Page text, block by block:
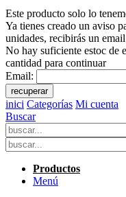
Este producto solo lo
Ya tienes creado un aviso
unidades, recibirás un email
No hay suficiente estoc de
cantidad para continuar
Email:
recuperar
inici Categorías Mi cuenta
Buscar
Productos
Menú